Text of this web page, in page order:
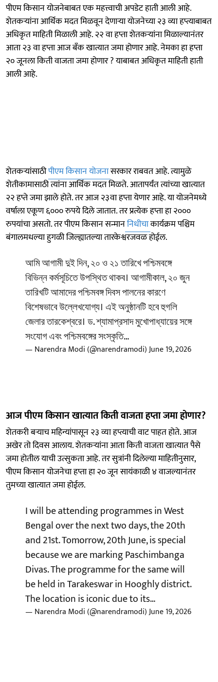
पीएम किसान योजनेबाबत एक महत्त्वाची अपडेट हाती आली आहे.
शेतकर्‍यांना आर्थिक मदत मिळवून देणाऱ्या योजनेच्या २३ व्या हप्त्याबाबत
अधिकृत माहिती मिळाली आहे. २२ वा हप्ता शेतकर्‍यांना मिळाल्यानंतर
आता २३ वा हप्ता आज बँक खात्यात जमा होणार आहे. नेमका हा हप्ता
२० जूनला किती वाजता जमा होणार ? याबाबत अधिकृत माहिती हाती
आली आहे.
शेतकऱ्यांसाठीपीएम किसान योजनासरकार राबवत आहे. त्यामुळे
शेतीकामासाठी त्यांना आर्थिक मदत मिळते. आतापर्यंत त्यांच्या खात्यात
२२ हप्ते जमा झाले होते. तर आज २३वा हप्ता येणार आहे. या योजनेमध्ये
वर्षाला एकूण ६००० रुपये दिले जातात. तर प्रत्येक हप्ता हा २०००
रुपयांचा असतो. तर पीएम किसान सन्माननिधीचाकार्यक्रम पश्चिम
बंगालमधल्या हुगळी जिल्ह्यातल्या तारकेश्वरजवळ होईल.
আমি আগামী দুই দিন, ২০ ও ২১ তারিখে পশ্চিমবঙ্গে
বিভিন্ন কর্মসূচিতে উপস্থিত থাকব। আগামীকাল, ২০ জুন
তারিখটি আমাদের পশ্চিমবঙ্গ দিবস পালনের কারণে
বিশেষভাবে উল্লেখযোগ্য। এই অনুষ্ঠানটি হবে হুগলি
জেলার তারকেশ্বরে। ড. শ্যামাপ্রসাদ মুখোপাধ্যায়ের সঙ্গে
সংযোগ এবং পশ্চিমবঙ্গের সংস্কৃতি…
— Narendra Modi (@narendramodi)June 19, 2026
आज पीएम किसान खात्यात किती वाजता हप्ता जमा होणार?
शेतकरी बऱ्याच महिन्यांपासून २३ व्या हप्त्याची वाट पाहत होते. आज
अखेर तो दिवस आलाय. शेतकऱ्यांना आता किती वाजता खात्यात पैसे
जमा होतील याची उत्सुकता आहे. तर सुत्रांनी दिलेल्या माहितीनुसार,
पीएम किसान योजनेचा हप्ता हा २० जून सायंकाळी ४ वाजल्यानंतर
तुमच्या खात्यात जमा होईल.
I will be attending programmes in West
Bengal over the next two days, the 20th
and 21st. Tomorrow, 20th June, is special
because we are marking Paschimbanga
Divas. The programme for the same will
be held in Tarakeswar in Hooghly district.
The location is iconic due to its…
— Narendra Modi (@narendramodi)June 19, 2026